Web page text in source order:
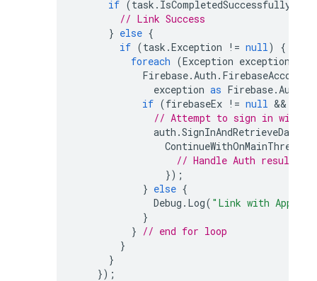
if (task . IsCompletedSuccessfully
// Link Success
} else {
if (task .Exception != null)
{
foreach (Exception exception
Firebase.Auth .
exception as Firebase.Auth
if (firebaseEx != null &&
// Attempt to sign in with
auth .
ContinueWithOnMainThread
// Handle Auth result.
});
} else {
Debug . Log( "Link with Apple
}
} // end for loop
}
}
});